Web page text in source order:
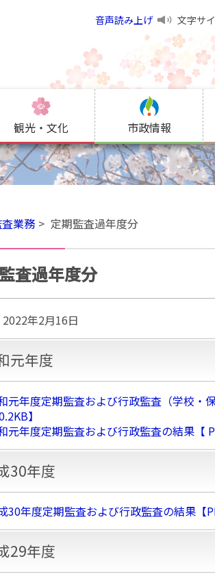
音声読み上げ 文字サ
観光・文化 市政情報
業務 定期監査過年度分
査過年度分
2022年2月16日
元年度
元年度定期監査および行政監査（学校・
】
元年度定期監査および行政監査の結果【
30年度
30年度定期監査および行政監査の結果【
29年度